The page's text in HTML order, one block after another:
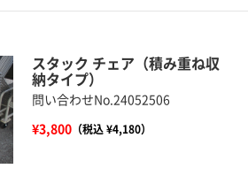
スタック チェア（積み重ね収
納タイプ）
問い合わせNo.24052506
¥3,800（税込 ¥4,180）